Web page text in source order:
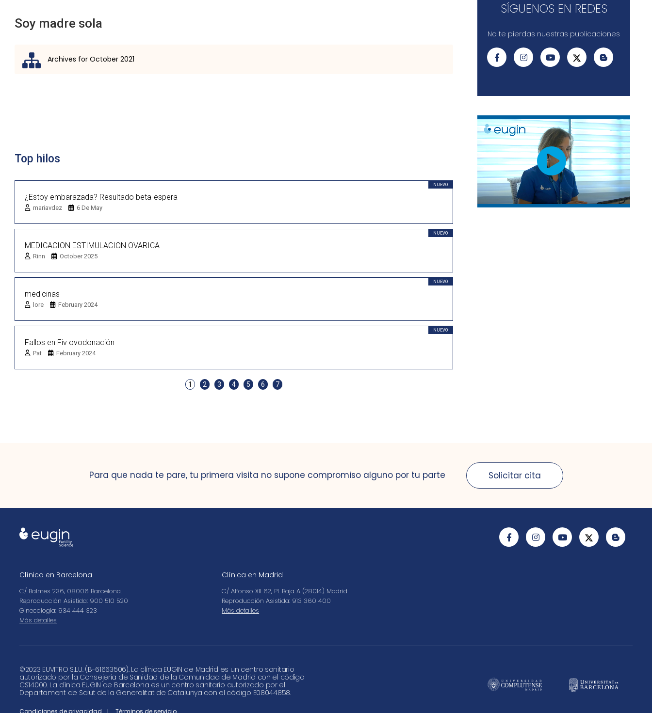
Soy madre sola
Archives for October 2021
Top hilos
NUEVO
¿Estoy embarazada? Resultado beta-espera
mariavdez 6 De May
NUEVO
MEDICACION ESTIMULACION OVARICA
Rinn October 2025
NUEVO
medicinas
lore February 2024
NUEVO
Fallos en Fiv ovodonación
Pat February 2024
1 2 3 4 5 6 7
SÍGUENOS EN REDES
No te pierdas nuestras publicaciones
Para que nada te pare, tu primera visita no supone compromiso alguno por tu parte Solicitar cita
Clínica en Barcelona
C/ Balmes 236, 08006 Barcelona.
Reproducción Asistida: 900 510 520
Ginecología: 934 444 323
Más detalles
Clínica en Madrid
C/ Alfonso XII 62, Pl. Baja A (28014) Madrid
Reproducción Asistida: 913 360 400
Más detalles
©2023 EUVITRO S.L.U. (B-61663506). La clínica EUGIN de Madrid es un centro sanitario
autorizado por la Consejería de Sanidad de la Comunidad de Madrid con el código
CS14000. La clínica EUGIN de Barcelona es un centro sanitario autorizado por el
Departament de Salut de la Generalitat de Catalunya con el código E08044858.
Condiciones de privacidad Términos de servicio